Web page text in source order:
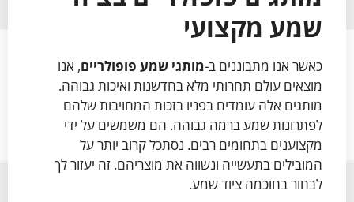
שמע מקצועי
כאשר אנו מתבוננים ב-מותגי שמע פופולריים, אנו
מוצאים עולם תחרותי מלא בחדשנות ואיכות גבוהה.
מותגים אלה עומדים בפניו בזכות המחויבות שלהם
לפתרונות שמע ברמה גבוהה. הם משמשים על ידי
מקצוענים בתחומים רבים. נסתכל קרוב יותר על
המובילים בתעשייה ונשווה את מוצריהם. זה יעזור לך
לבחור בחוכמה ציוד שמע.